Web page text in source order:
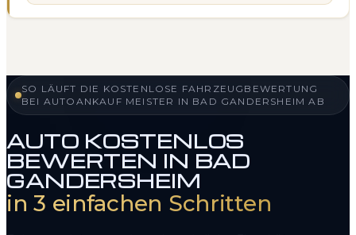
SO LÄUFT DIE KOSTENLOSE FAHRZEUGBEWERTUNG
BEI AUTOANKAUF MEISTER IN BAD GANDERSHEIM AB
AUTO KOSTENLOS
BEWERTEN IN BAD
GANDERSHEIM
in 3 einfachen Schritten